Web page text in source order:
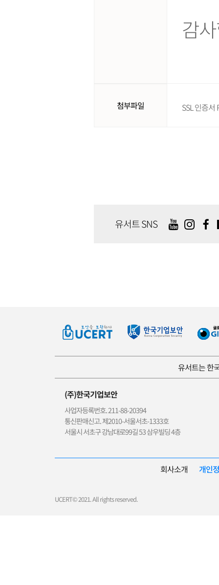
감
첨부파일 SSL 인증서
유서트 SNS
유서트는 한
(주)한국기업보안
사업자등록번호. 211-88-20394
통신판매신고. 제2010-서울서초-1333호
서울시 서초구 강남대로99길 53 삼우빌딩 4층
회사소개 개인
UCERT© 2021. All rights reserved.